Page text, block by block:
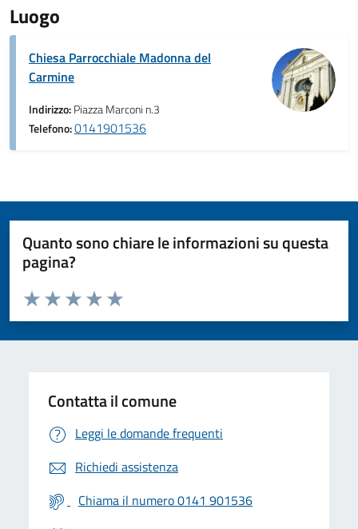
Luogo
Chiesa Parrocchiale Madonna del
Carmine
Indirizzo:Piazza Marconi n.3
Telefono:0141901536
Quanto sono chiare le informazioni su questa
pagina?
Valuta da 1 a 5 stelle la pagina
Valuta 5 stelle su 5
Valuta 4 stelle su 5
Valuta 3 stelle su 5
Valuta 2 stelle su 5
Valuta 1 stelle su 5
Contatta il comune
Leggi le domande frequenti
Richiedi assistenza
Chiama il numero 0141 901536